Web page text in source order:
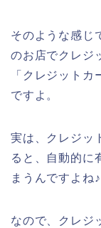
そのような感じ
のお店でクレジ
「クレジット
ですよ。
実は、クレジッ
ると、自動的に
まうんですよね♪
なので、クレジ